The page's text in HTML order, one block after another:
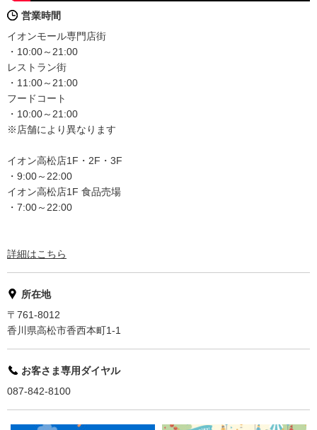
営業時間
イオンモール専門店街
・10:00～21:00
レストラン街
・11:00～21:00
フードコート
・10:00～21:00
※店舗により異なります
イオン高松店1F・2F・3F
・9:00～22:00
イオン高松店1F 食品売場
・7:00～22:00
詳細はこちら
所在地
〒761-8012
香川県高松市香西本町1-1
お客さま専用ダイヤル
087-842-8100